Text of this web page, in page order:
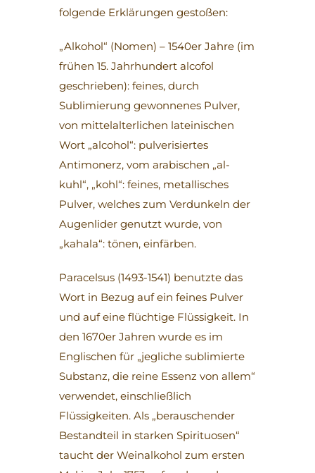
folgende Erklärungen gestoßen:
„Alkohol“ (Nomen) – 1540er Jahre (im
frühen 15. Jahrhundert alcofol
geschrieben): feines, durch
Sublimierung gewonnenes Pulver,
von mittelalterlichen lateinischen
Wort „alcohol“: pulverisiertes
Antimonerz, vom arabischen „al-
kuhl“, „kohl“: feines, metallisches
Pulver, welches zum Verdunkeln der
Augenlider genutzt wurde, von
„kahala“: tönen, einfärben.
Paracelsus (1493-1541) benutzte das
Wort in Bezug auf ein feines Pulver
und auf eine flüchtige Flüssigkeit. In
den 1670er Jahren wurde es im
Englischen für „jegliche sublimierte
Substanz, die reine Essenz von allem“
verwendet, einschließlich
Flüssigkeiten. Als „berauschender
Bestandteil in starken Spirituosen“
taucht der Weinalkohol zum ersten